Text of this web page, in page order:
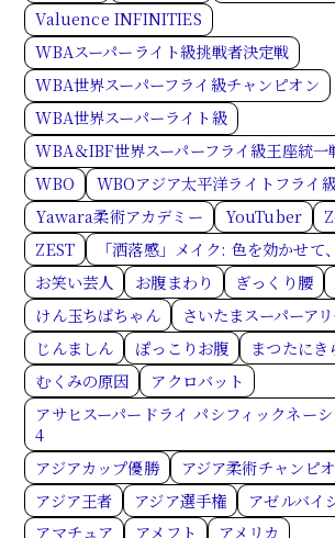
Valuence INFINITIES
WBAスーパーライト級挑戦者決定戦
WBA世界スーパーフライ級チャンピオン
WBA世界スーパーライト級
WBA＆IBF世界スーパーフライ級王座統一
WBO
WBOアジア太平洋ライトフライ
Yawara柔術アカデミー
YouTuber
ZEST
「洒落感」メイク: 色を効かせて
お笑い芸人
お腹まわり ぎっくり腰
けん玉ちばちゃん
さいたまスーパーア
じんましん
ぽっこりお腹 まつたにき
むくみの原因
アクロバット
アサヒスーパードライ パシフィックネー
4
アジアカップ優勝
アジア柔術チャンピ
アジア王者
アジア選手権 アゼルバイ
アマチュア
アメフト
アメリカ